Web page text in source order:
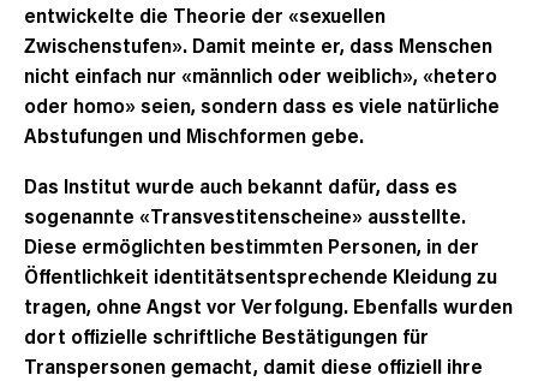
entwickelte die Theorie der «sexuellen
Zwischenstufen». Damit meinte er, dass Menschen
nicht einfach nur «männlich oder weiblich», «hetero
oder homo» seien, sondern dass es viele natürliche
Abstufungen und Mischformen gebe.
Das Institut wurde auch bekannt dafür, dass es
sogenannte «Transvestitenscheine» ausstellte.
Diese ermöglichten bestimmten Personen, in der
Öffentlichkeit identitätsentsprechende Kleidung zu
tragen, ohne Angst vor Verfolgung. Ebenfalls wurden
dort offizielle schriftliche Bestätigungen für
Transpersonen gemacht, damit diese offiziell ihre